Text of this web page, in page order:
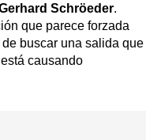
Schröeder.
que parece forzada
buscar una salida que
causando